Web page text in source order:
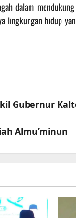
dalam
lingkungan hidup
Gubernur
Almu’minun